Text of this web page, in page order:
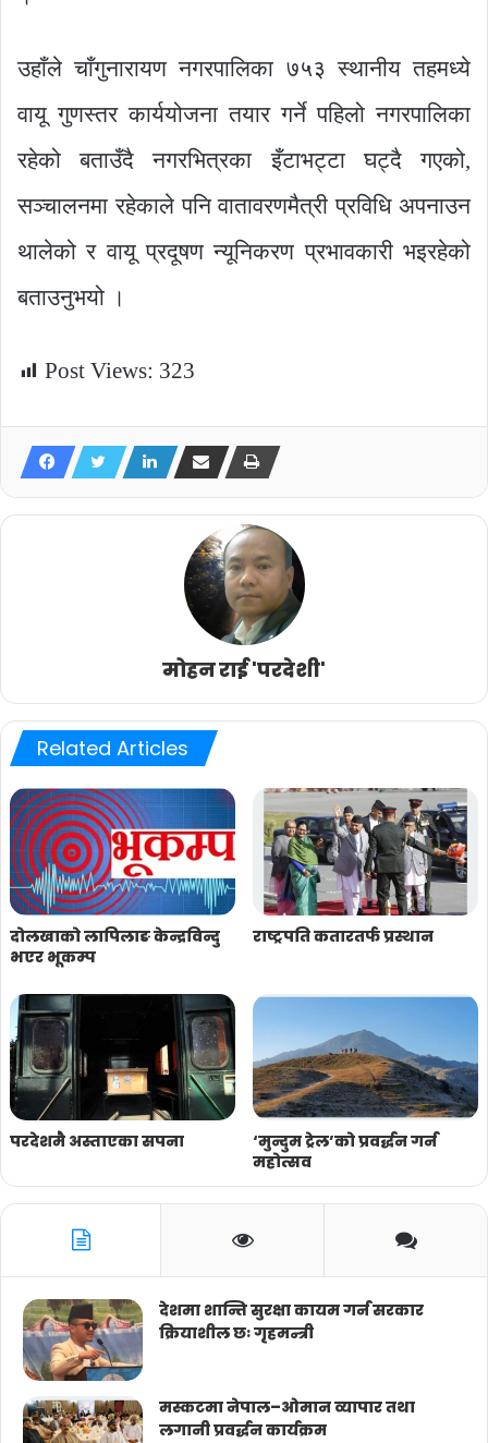
उहाँले चाँगुनारायण नगरपालिका ७५३ स्थानीय तहमध्ये
वायू गुणस्तर कार्ययोजना तयार गर्ने पहिलो नगरपालिका
रहेको बताउँदै नगरभित्रका इँटाभट्टा घट्दै गएको,
सञ्चालनमा रहेकाले पनि वातावरणमैत्री प्रविधि अपनाउन
थालेको र वायू प्रदूषण न्यूनिकरण प्रभावकारी भइरहेको
बताउनुभयो ।
Post Views: 323
मोहन राई 'परदेशी'
Related Articles
दोलखाको लापिलाङ केन्द्रविन्दु
भएर भूकम्प
राष्ट्रपति कतारतर्फ प्रस्थान
परदेशमै अस्ताएका सपना
‘मुन्दुम ट्रेल’को प्रवर्द्धन गर्न
महोत्सव
देशमा शान्ति सुरक्षा कायम गर्न सरकार
क्रियाशील छः गृहमन्त्री
मस्कटमा नेपाल–ओमान व्यापार तथा
लगानी प्रवर्द्धन कार्यक्रम